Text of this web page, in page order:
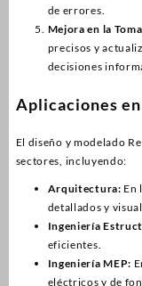
de errores.
Mejora en la
precisos y
decisiones
Aplicaciones
El diseño y modelado
sectores, incluyendo:
Arquitectura: En
detallados y
Ingeniería
eficientes.
Ingeniería MEP:
eléctricos y de